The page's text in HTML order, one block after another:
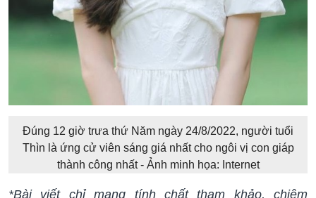
Đúng 12 giờ trưa thứ Năm ngày 24/8/2022, người tuổi
Thìn là ứng cử viên sáng giá nhất cho ngôi vị con giáp
thành công nhất - Ảnh minh họa: Internet
*Bài viết chỉ mang tính chất tham khảo, chiêm